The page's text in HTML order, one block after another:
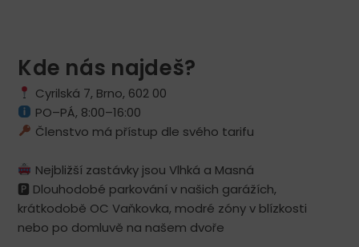
Kde nás najdeš?
Cyrilská 7, Brno, 602 00
PO–PÁ, 8:00–16:00
Členstvo má přístup dle svého tarifu
Nejbližší zastávky jsou Vlhká a Masná
🅿 ️Dlouhodobé parkování v našich garážích,
krátkodobě OC Vaňkovka, modré zóny v blízkosti
nebo po domluvě na našem dvoře